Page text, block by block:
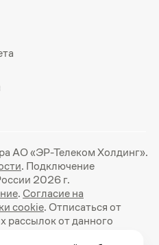
АО «ЭР-Телеком Холдинг».
. Подключение
2026 г.
. Согласие на
cookie. Отписаться от
рассылок от данного